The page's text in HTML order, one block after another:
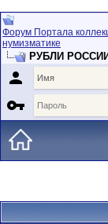
Форум Портала
нумизматике
РУБЛИ

